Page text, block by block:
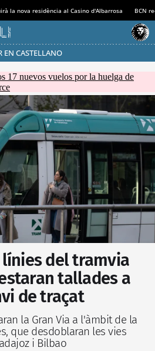
la nova residència al Casino d'Albarrosa BCN
EN CASTELLANO
al mode estalvi
17 nuevos vuelos por la huelga de
del tramvia
tallades a
de traçat
la Gran Via a l'àmbit de la
que desdoblaran les vies
i Bilbao